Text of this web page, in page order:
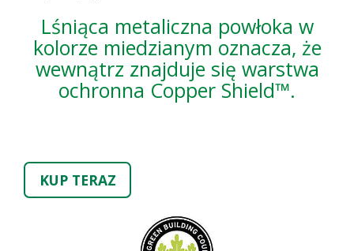
Lśniąca metaliczna powłoka w
kolorze miedzianym oznacza, że
wewnątrz znajduje się warstwa
ochronna Copper Shield™.
KUP TERAZ